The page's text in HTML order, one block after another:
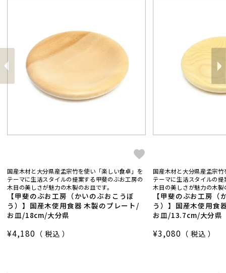
前
へ
国産木材と大分県産孟宗竹を使い「楽しい食卓」を
テーマに生活スタイルの提案する甲斐のぶお工房の
木目の美しさが魅力の木製のお皿です。
【甲斐のぶお工房（かいのぶおこうぼ
う）】国産木使用食器 木製のプレート/
お皿/18cm/大分県
¥4,180 税込
国産木材と大分県産孟宗
テーマに生活スタイルの
木目の美しさが魅力の木製
【甲斐のぶお工房（
う）】国産木使用食
お皿/13.7cm/大分県
¥3,080 税込
次
へ